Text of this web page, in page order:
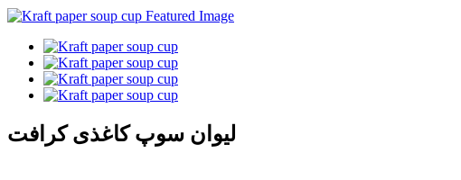
لیوان سوپ کاغذی کرافت